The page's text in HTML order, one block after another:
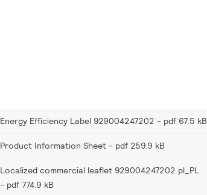
Energy Efficiency Label 929004247202 pdf 67.5 kB
Product Information Sheet pdf 259.9 kB
Localized commercial leaflet 929004247202 pl_PL
pdf 774.9 kB